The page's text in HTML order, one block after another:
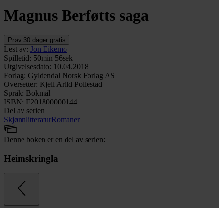
Magnus Berføtts saga
Prøv 30 dager gratis
Lest av: Jon Eikemo
Spilletid: 50min 56sek
Utgivelsesdato: 10.04.2018
Forlag: Gyldendal Norsk Forlag AS
Oversetter: Kjell Arild Pollestad
Språk: Bokmål
ISBN: F201800000144
Del av serien
SkjønnlitteraturRomaner
Denne boken er en del av serien:
Heimskringla